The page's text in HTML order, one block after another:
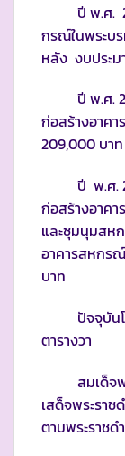
ปี พ.ศ.
กรณ์ในพระบ
หลัง งบประ
ปี พ.ศ.
ก่อสร้างอาคา
209,000 บาท
ปี พ.ศ.
ก่อสร้างอาคา
และชุมนุมสห
อาคารสหกร
บาท
ปัจจุบันโร
ตารางวา
สมเด็จพร
เสด็จพระราช
ตามพระราชด